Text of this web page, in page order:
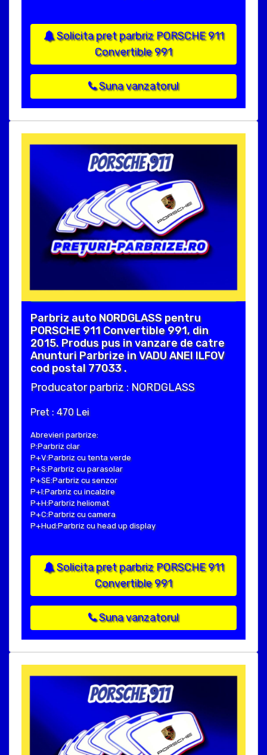
Solicita pret parbriz PORSCHE 911
Convertible 991
Suna vanzatorul
Parbriz auto NORDGLASS pentru
PORSCHE 911 Convertible 991, din
2015. Produs pus in vanzare de catre
Anunturi Parbrize in VADU ANEI ILFOV
cod postal 77033 .
Producator parbriz : NORDGLASS
Pret : 470 Lei
Abrevieri parbrize:
P:Parbriz clar
P+V:Parbriz cu tenta verde
P+S:Parbriz cu parasolar
P+SE:Parbriz cu senzor
P+I:Parbriz cu incalzire
P+H:Parbriz heliomat
P+C:Parbriz cu camera
P+Hud:Parbriz cu head up display
Solicita pret parbriz PORSCHE 911
Convertible 991
Suna vanzatorul